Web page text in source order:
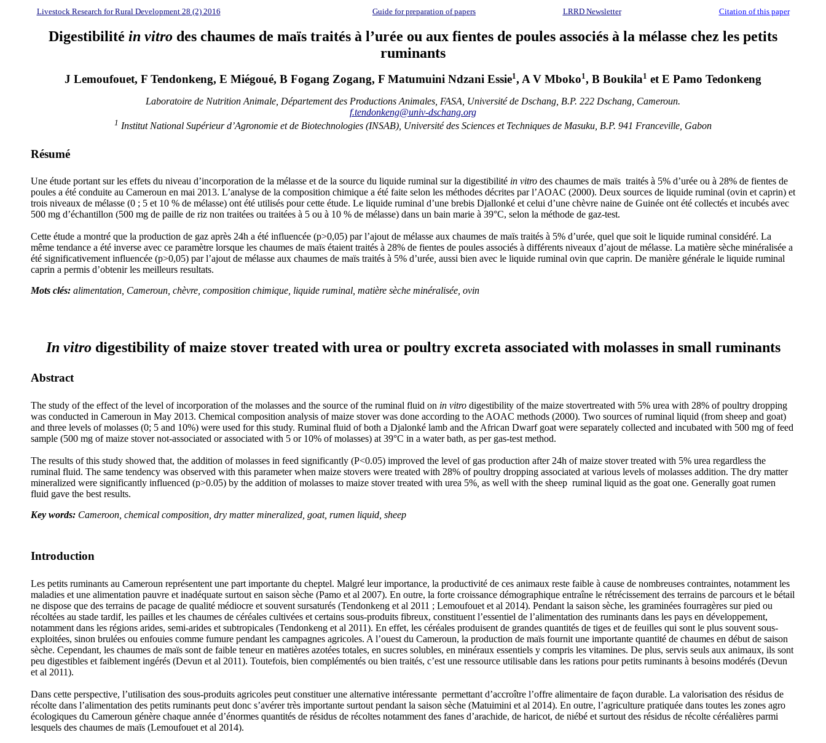
Livestock Research for Rural Development 28 (2) 2016 Guide for preparation of papers LRRD Newsletter Citation of this paper
Digestibilité in vitro des chaumes de maïs traités à l’urée ou aux fientes de poules associés à la mélasse chez les petits
ruminants
J Lemoufouet, F Tendonkeng, E Miégoué, B Fogang Zogang, F Matumuini Ndzani Essie1, A V Mboko1, B Boukila1 et E Pamo Tedonkeng
Laboratoire de Nutrition Animale, Département des Productions Animales, FASA, Université de Dschang, B.P. 222 Dschang, Cameroun.
f.tendonkeng@univ-dschang.org
1 Institut National Supérieur d’Agronomie et de Biotechnologies (INSAB), Université des Sciences et Techniques de Masuku, B.P. 941 Franceville, Gabon
Résumé
Une étude portant sur les effets du niveau d’incorporation de la mélasse et de la source du liquide ruminal sur la digestibilité in vitro des chaumes de maïs traités à 5% d’urée ou à 28% de fientes de
poules a été conduite au Cameroun en mai 2013. L’analyse de la composition chimique a été faite selon les méthodes décrites par l’AOAC (2000). Deux sources de liquide ruminal (ovin et caprin) et
trois niveaux de mélasse (0 ; 5 et 10 % de mélasse) ont été utilisés pour cette étude. Le liquide ruminal d’une brebis Djallonké et celui d’une chèvre naine de Guinée ont été collectés et incubés avec
500 mg d’échantillon (500 mg de paille de riz non traitées ou traitées à 5 ou à 10 % de mélasse) dans un bain marie à 39°C, selon la méthode de gaz-test.
Cette étude a montré que la production de gaz après 24h a été influencée (p>0,05) par l’ajout de mélasse aux chaumes de maïs traités à 5% d’urée, quel que soit le liquide ruminal considéré. La
même tendance a été inverse avec ce paramètre lorsque les chaumes de maïs étaient traités à 28% de fientes de poules associés à différents niveaux d’ajout de mélasse. La matière sèche minéralisée a
été significativement influencée (p>0,05) par l’ajout de mélasse aux chaumes de maïs traités à 5% d’urée aussi bien avec le liquide ruminal ovin que caprin. De manière générale le liquide ruminal
caprin a permis d’obtenir les meilleurs resultats.
Mots clés: alimentation, Cameroun, chèvre, composition chimique, liquide ruminal, matière sèche minéralisée, ovin
In vitrodigestibility of maize stover treated with urea or poultry excreta associated with molasses in small ruminants
Abstract
The study of the effect of the level of incorporation of the molasses and the source of the ruminal fluid on in vitro digestibility of the maize stovertreated with 5% urea with 28% of poultry dropping
was conducted in Cameroun in May 2013. Chemical composition analysis of maize stover was done according to the AOAC methods (2000). Two sources of ruminal liquid (from sheep and goat)
and three levels of molasses (0; 5 and 10%) were used for this study. Ruminal fluid of both a Djalonké lamb and the African Dwarf goat were separately collected and incubated with 500 mg of feed
sample (500 mg of maize stover not-associated or associated with 5 or 10% of molasses) at 39°C in a water bath, as per gas-test method.
The results of this study showed that, the addition of molasses in feed significantly (P<0.05) improved the level of gas production after 24h of maize stover treated with 5% urea regardless the
ruminal fluid. The same tendency was observed with this parameter when maize stovers were treated with 28% of poultry dropping associated at various levels of molasses addition. The dry matter
mineralized were significantly influenced (p>0.05) by the addition of molasses to maize stover treated with urea 5% as well with the sheep ruminal liquid as the goat one. Generally goat rumen
fluid gave the best results.
Key words: Cameroon, chemical composition, dry matter mineralized, goat, rumen liquid, sheep
Introduction
Les petits ruminants au Cameroun représentent une part importante du cheptel. Malgré leur importance, la productivité de ces animaux reste faible à cause de nombreuses contraintes, notamment les
maladies et une alimentation pauvre et inadéquate surtout en saison sèche (Pamo et al 2007). En outre, la forte croissance démographique entraîne le rétrécissement des terrains de parcours et le bétail
ne dispose que des terrains de pacage de qualité médiocre et souvent sursaturés (Tendonkeng et al 2011 ; Lemoufouet et al 2014). Pendant la saison sèche, les graminées fourragères sur pied ou
récoltées au stade tardif, les pailles et les chaumes de céréales cultivées et certains sous-produits fibreux, constituent l’essentiel de l’alimentation des ruminants dans les pays en développement,
notamment dans les régions arides, semi-arides et subtropicales (Tendonkeng et al 2011). En effet, les céréales produisent de grandes quantités de tiges et de feuilles qui sont le plus souvent sous-
exploitées, sinon brulées ou enfouies comme fumure pendant les campagnes agricoles. A l’ouest du Cameroun, la production de maïs fournit une importante quantité de chaumes en début de saison
sèche. Cependant, les chaumes de maïs sont de faible teneur en matières azotées totales, en sucres solubles, en minéraux essentiels y compris les vitamines. De plus, servis seuls aux animaux, ils sont
peu digestibles et faiblement ingérés (Devun et al 2011). Toutefois, bien complémentés ou bien traités, c’est une ressource utilisable dans les rations pour petits ruminants à besoins modérés (Devun
et al 2011).
Dans cette perspective, l’utilisation des sous-produits agricoles peut constituer une alternative intéressante permettant d’accroître l’offre alimentaire de façon durable. La valorisation des résidus de
récolte dans l’alimentation des petits ruminants peut donc s’avérer très importante surtout pendant la saison sèche (Matuimini et al 2014). En outre, l’agriculture pratiquée dans toutes les zones agro
écologiques du Cameroun génère chaque année d’énormes quantités de résidus de récoltes notamment des fanes d’arachide, de haricot, de niébé et surtout des résidus de récolte céréalières parmi
lesquels des chaumes de maïs (Lemoufouet et al 2014).